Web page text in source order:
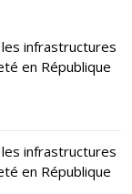
les infrastructures
en République
les infrastructures
en République